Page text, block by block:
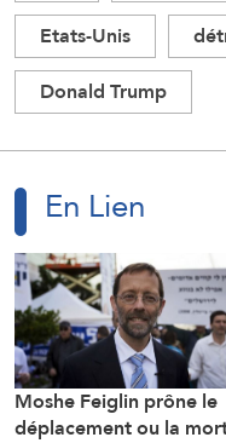
Etats-Unis
Donald Trump
En Lien
Moshe Feiglin prône le
déplacement ou la